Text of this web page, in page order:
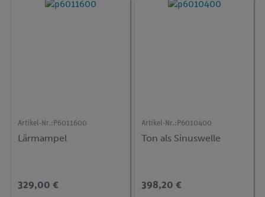
Artikel-Nr.: P6011600
Lärmampel
329,00 €
Artikel-Nr.: P6010400
Ton als Sinuswelle
398,20 €